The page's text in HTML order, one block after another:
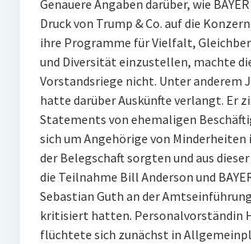
Genauere Angaben darüber, wie
Druck von Trump & Co. auf die
ihre Programme für Vielfalt,
und Diversität einzustellen, machte
Vorstandsriege nicht. Unter anderem
hatte darüber Auskünfte verlangt. Er
Statements von ehemaligen
sich um Angehörige von Minderheiten
der Belegschaft sorgten und aus
die Teilnahme Bill Anderson und
Sebastian Guth an der
kritisiert hatten. Personalvorständin
flüchtete sich zunächst in